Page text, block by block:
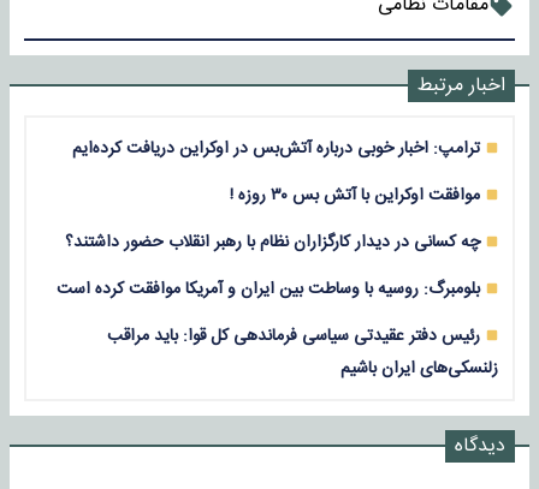
اخبار مرتبط
ترامپ: اخبار خوبی درباره آتش‌بس در اوکراین دریافت کرده‌ایم
موافقت اوکراین با آتش بس ۳۰ روزه !
چه کسانی در دیدار کارگزاران نظام با رهبر انقلاب حضور داشتند؟
بلومبرگ: روسیه با وساطت بین ایران و آمریکا موافقت کرده است
رئیس دفتر عقیدتی سیاسی فرماندهی کل قوا: باید مراقب
زلنسکی‌های ایران باشیم
دیدگاه